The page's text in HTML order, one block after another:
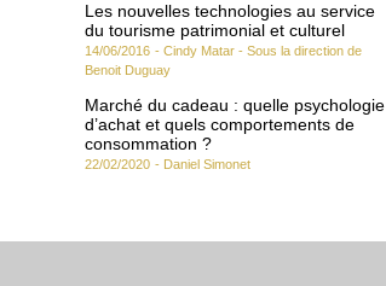
Les nouvelles technologies au service
du tourisme patrimonial et culturel
14/06/2016 - Cindy Matar - Sous la direction de
Benoit Duguay
Marché du cadeau : quelle psychologie
d’achat et quels comportements de
consommation ?
22/02/2020 - Daniel Simonet